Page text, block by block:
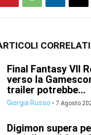
CORRELATI
Final Fantasy VII
verso la
trailer potrebbe...
Giorgia Russo - 7 Agosto
Digimon supera